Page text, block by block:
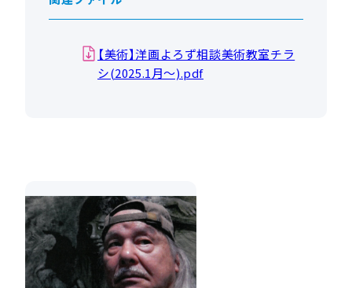
【美術】洋画よろず相談美術教室チラ
シ(2025.1月～).pdf